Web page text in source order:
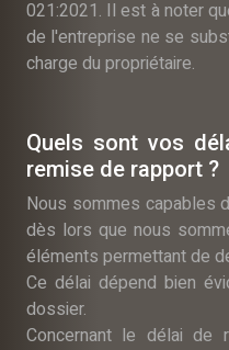
021:2021. Il est à noter
de l'entreprise ne se
charge du propriétaire.
Quels sont vos
remise de rapport ?
Nous sommes capables
dès lors que nous
éléments permettant de
Ce délai dépend bien
dossier.
Concernant le délai de